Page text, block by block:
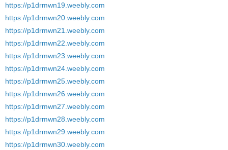
https://p1drmwn19.weebly.com
https://p1drmwn20.weebly.com
https://p1drmwn21.weebly.com
https://p1drmwn22.weebly.com
https://p1drmwn23.weebly.com
https://p1drmwn24.weebly.com
https://p1drmwn25.weebly.com
https://p1drmwn26.weebly.com
https://p1drmwn27.weebly.com
https://p1drmwn28.weebly.com
https://p1drmwn29.weebly.com
https://p1drmwn30.weebly.com